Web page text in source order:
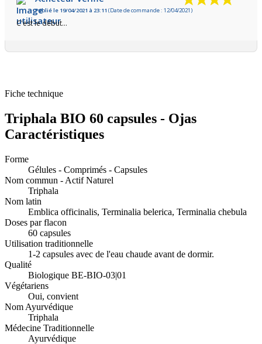
Publié le 19/04/2021 à 23:11 (Date de commande : 12/04/2021)
C'est le début...
Fiche technique
Triphala BIO 60 capsules - Ojas
Caractéristiques
Forme
Gélules - Comprimés - Capsules
Nom commun - Actif Naturel
Triphala
Nom latin
Emblica officinalis, Terminalia belerica, Terminalia chebula
Doses par flacon
60 capsules
Utilisation traditionnelle
1-2 capsules avec de l'eau chaude avant de dormir.
Qualité
Biologique BE-BIO-03|01
Végétariens
Oui, convient
Nom Ayurvédique
Triphala
Médecine Traditionnelle
Ayurvédique